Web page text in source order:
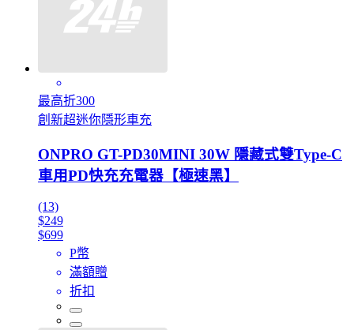
最高折300
創新超迷你隱形車充
ONPRO GT-PD30MINI 30W 隱藏式雙Type-C
車用PD快充充電器【極速黑】
(13)
$249
$699
P幣
滿額贈
折扣